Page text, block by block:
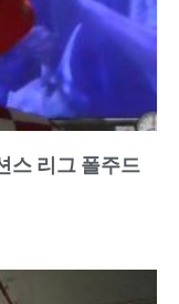
스 리그 폴주드